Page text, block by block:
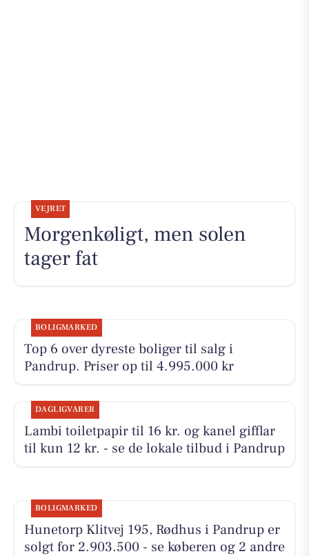
VEJRET
Morgenkøligt, men solen
tager fat
BOLIGMARKED
Top 6 over dyreste boliger til salg i
Pandrup. Priser op til 4.995.000 kr
DAGLIGVARER
Lambi toiletpapir til 16 kr. og kanel gifflar
til kun 12 kr. - se de lokale tilbud i Pandrup
BOLIGMARKED
Hunetorp Klitvej 195, Rødhus i Pandrup er
solgt for 2.903.500 - se køberen og 2 andre